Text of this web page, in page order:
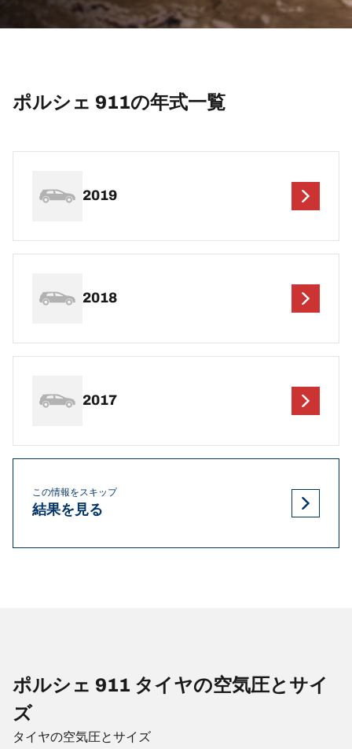
ポルシェ 911の年式一覧
2019
2018
2017
この情報をスキップ
結果を見る
ポルシェ 911 タイヤの空気圧とサイ
ズ
タイヤの空気圧とサイズ